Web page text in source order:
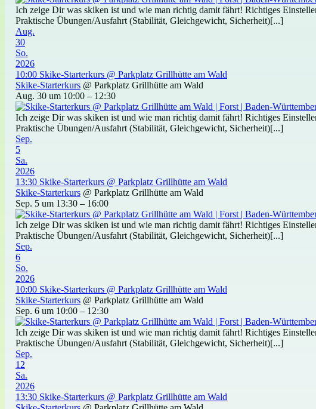
Ich zeige Dir was skiken ist und wie man richtig damit fährt! Richtiges
Praktische Übungen/Ausfahrt (Stabilität, Gleichgewicht, Sicherheit)[...]
Aug.
30
So.
2026
10:00 Skike-Starterkurs @ Parkplatz Grillhütte am Wald
Skike-Starterkurs @ Parkplatz Grillhütte am Wald
Aug. 30 um 10:00 – 12:30
Ich zeige Dir was skiken ist und wie man richtig damit fährt! Richtiges
Praktische Übungen/Ausfahrt (Stabilität, Gleichgewicht, Sicherheit)[...]
Sep.
5
Sa.
2026
13:30 Skike-Starterkurs @ Parkplatz Grillhütte am Wald
Skike-Starterkurs @ Parkplatz Grillhütte am Wald
Sep. 5 um 13:30 – 16:00
Ich zeige Dir was skiken ist und wie man richtig damit fährt! Richtiges
Praktische Übungen/Ausfahrt (Stabilität, Gleichgewicht, Sicherheit)[...]
Sep.
6
So.
2026
10:00 Skike-Starterkurs @ Parkplatz Grillhütte am Wald
Skike-Starterkurs @ Parkplatz Grillhütte am Wald
Sep. 6 um 10:00 – 12:30
Ich zeige Dir was skiken ist und wie man richtig damit fährt! Richtiges
Praktische Übungen/Ausfahrt (Stabilität, Gleichgewicht, Sicherheit)[...]
Sep.
12
Sa.
2026
13:30 Skike-Starterkurs @ Parkplatz Grillhütte am Wald